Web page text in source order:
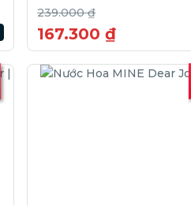
239.000 ₫
167.300 ₫